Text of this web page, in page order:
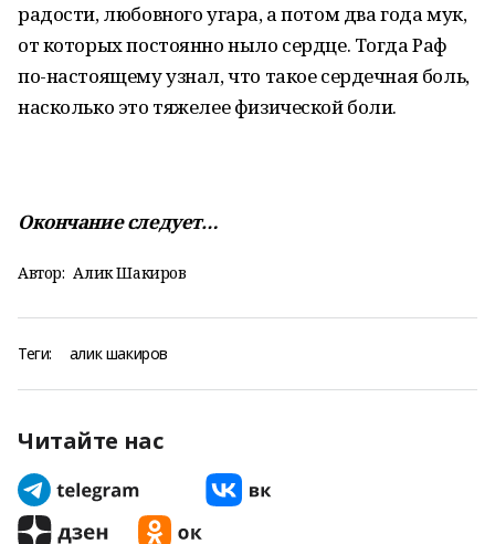
радости, любовного угара, а потом два года мук,
от которых постоянно ныло сердце. Тогда Раф
по-настоящему узнал, что такое сердечная боль,
насколько это тяжелее физической боли.
Окончание следует…
Автор: Алик Шакиров
Теги: алик шакиров
Читайте нас